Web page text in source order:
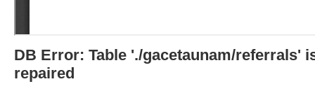
DB Error: Table './gacetaunam/referrals'
repaired